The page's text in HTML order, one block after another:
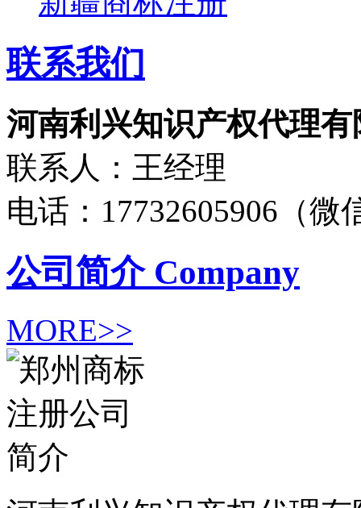
联系我们
河南利兴知识产权代理有
联系人：王经理
电话：17732605906（微
公司简介 Company
MORE>>